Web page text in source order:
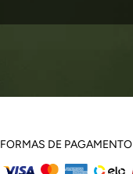
FORMAS DE PAGAMENTO